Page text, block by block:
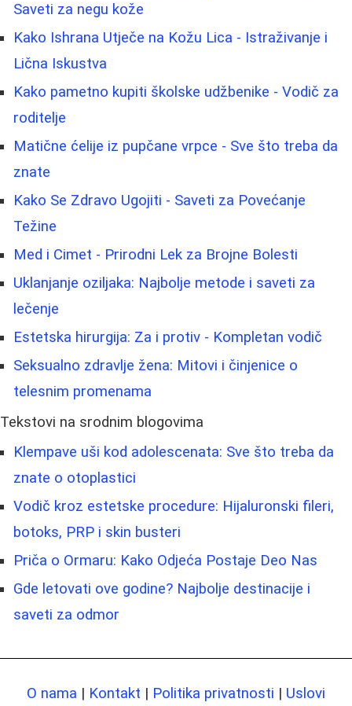
Saveti za negu kože
Kako Ishrana Utječe na Kožu Lica - Istraživanje i
Lična Iskustva
Kako pametno kupiti školske udžbenike - Vodič za
roditelje
Matične ćelije iz pupčane vrpce - Sve što treba da
znate
Kako Se Zdravo Ugojiti - Saveti za Povećanje
Težine
Med i Cimet - Prirodni Lek za Brojne Bolesti
Uklanjanje oziljaka: Najbolje metode i saveti za
lečenje
Estetska hirurgija: Za i protiv - Kompletan vodič
Seksualno zdravlje žena: Mitovi i činjenice o
telesnim promenama
Tekstovi na srodnim blogovima
Klempave uši kod adolescenata: Sve što treba da
znate o otoplastici
Vodič kroz estetske procedure: Hijaluronski fileri,
botoks, PRP i skin busteri
Priča o Ormaru: Kako Odjeća Postaje Deo Nas
Gde letovati ove godine? Najbolje destinacije i
saveti za odmor
O nama | Kontakt | Politika privatnosti | Uslovi